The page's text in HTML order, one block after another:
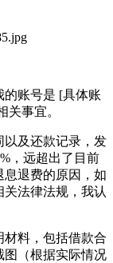
账号是 [具体账
事宜。
以及还款记录，发
，远超出了目前
退费的原因，如
法律法规，我认
料，包括借款合
图（根据实际情况